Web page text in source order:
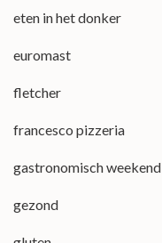
eten in het donker
euromast
fletcher
francesco pizzeria
gastronomisch weekend
gezond